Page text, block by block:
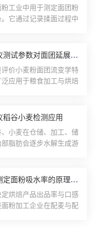
粉颗粒；揉制完成后密
成品的口感和营养价
粮库中陈化粮所占的比
，难以实现大批量样品的
鲜度测定仪的出现，为
、客观的...
工业中用于测定面团粉
它通过记录揉面过程中
与面团的加工性能存在
标。面粉的吸水率是粉
。它直接决定了生产过
软，最终产品的口感通
。如果粉质仪显示某批面
实际生产...
电子面团拉伸仪测试参数对面团延展性评估的影响
价小麦粉面团流变学特
应用于粮食加工与烘焙
依据。然而，测试结果
些参数的作用机制，对于
比性至关重要。醒发时
筋结构尚未充分形成，面
伸阻力和较低的延伸
则面筋网...
稻谷小麦检测应用
小麦在仓储、加工、储
脂肪会逐步水解生成游
粮食检测国标，自动完
用于粮库入库验收、储
料质检、市场粮食质量
电子式粉质仪测定面粉吸水率的原理与操作维修指南
烘焙产品出品率与口感
粉加工企业在配麦与配